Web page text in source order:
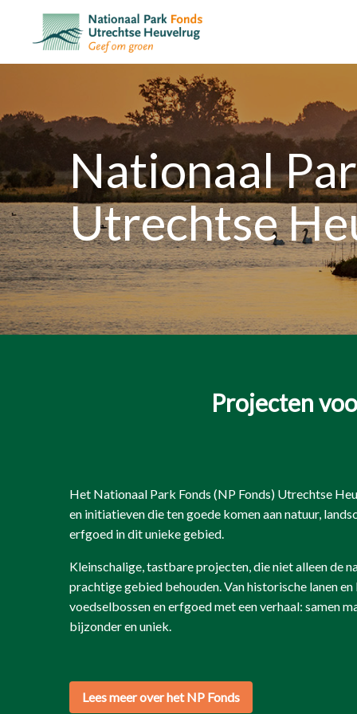
Nationaal
Utrechtse
Projecten
Het Nationaal Park Fonds (NP Fonds) Utrechtse
en initiatieven die ten goede komen aan natuur,
erfgoed in dit unieke gebied.
Kleinschalige, tastbare projecten, die niet alleen de
prachtige gebied behouden. Van historische lanen
voedselbossen en erfgoed met een verhaal: samen
bijzonder en uniek.
Lees meer over het NP Fonds